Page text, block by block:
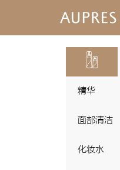
精华
面部清洁
化妆水